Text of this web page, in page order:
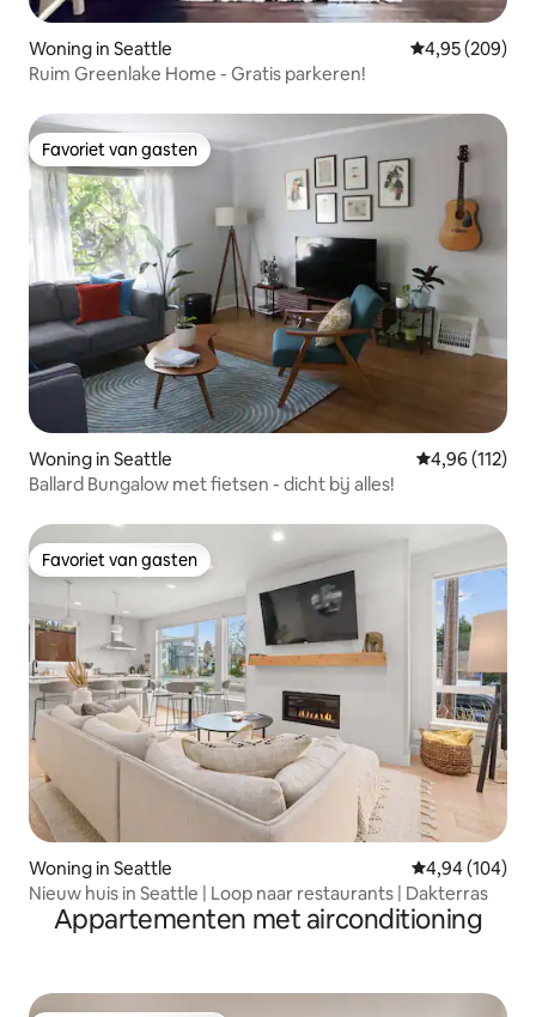
Woning in Seattle Gemiddelde
4,95 (209)
Ruim Greenlake Home - Gratis parkeren!
Favoriet van gasten
Favoriet van gasten
Woning in Seattle Gemiddelde
4,96 (112)
Ballard Bungalow met fietsen - dicht bij alles!
Favoriet van gasten
Favoriet van gasten
Woning in Seattle Gemiddelde
4,94 (104)
Nieuw huis in Seattle | Loop naar restaurants | Dakterras
Appartementen met airconditioning